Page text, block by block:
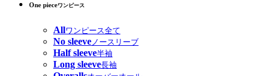
One pieceワンピース
Allワンピース全て
No sleeve ノースリーブ
Half sleeve半袖
Long sleeve長袖